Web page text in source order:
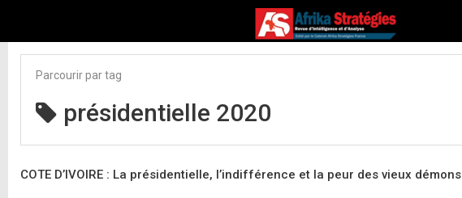
Parcourir par tag
présidentielle 2020
COTE D’IVOIRE : La présidentielle, l’indifférence et la peur des vieux démons